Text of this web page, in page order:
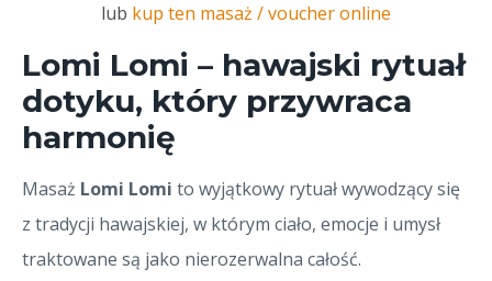
lub kup ten masaż / voucher online
Lomi Lomi – hawajski rytuał
dotyku, który przywraca
harmonię
Masaż Lomi Lomi to wyjątkowy rytuał wywodzący się
z tradycji hawajskiej, w którym ciało, emocje i umysł
traktowane są jako nierozerwalna całość.